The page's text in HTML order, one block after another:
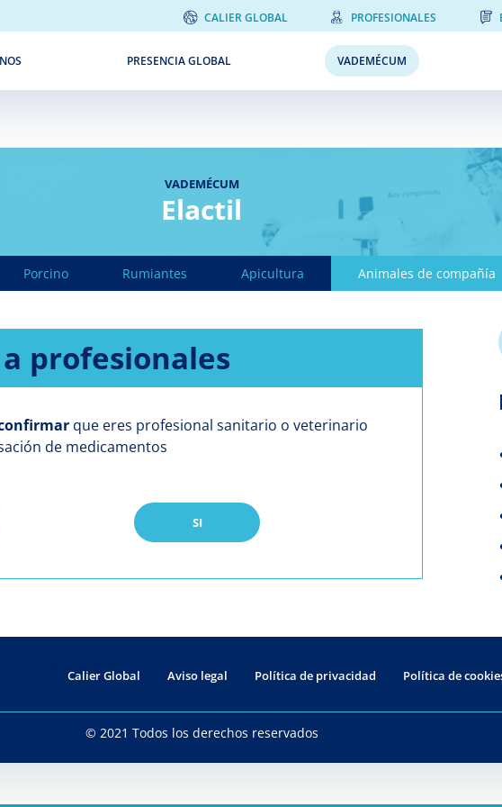
CALIER GLOBAL PROFESIONALES
PRESENCIA GLOBAL VADEMÉCUM
VADEMÉCUM
Elactil
Porcino Rumiantes Apicultura Animales de compañía
profesionales
que eres profesional sanitario o veterinario
de medicamentos
SI
Calier Global Aviso legal Política de privacidad Política de
© 2021 Todos los derechos reservados